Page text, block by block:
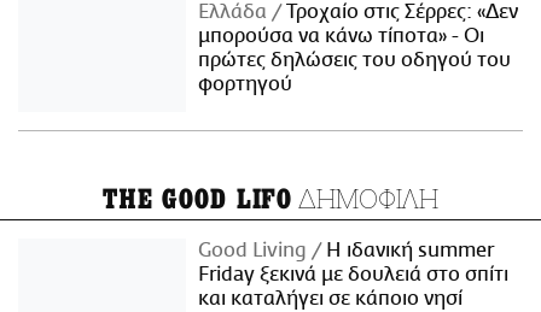
Ελλάδα
Τροχαίο στις Σέρρες: «Δεν
μπορούσα να κάνω τίποτα» - Οι
πρώτες δηλώσεις του οδηγού του
φορτηγού
THE GOOD LIFO ΔΗΜΟΦΙΛΗ
Good Living
Η ιδανική summer
Friday ξεκινά με δουλειά στο σπίτι
και καταλήγει σε κάποιο νησί